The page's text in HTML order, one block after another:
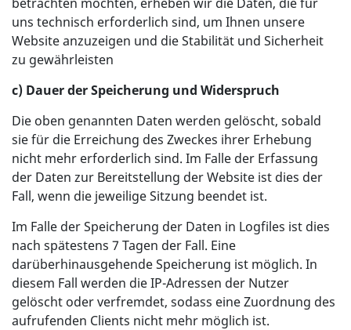
uns technisch erforderlich sind, um Ihnen unsere
Website anzuzeigen und die Stabilität und Sicherheit
zu gewährleisten
c) Dauer der Speicherung und Widerspruch
Die oben genannten Daten werden gelöscht, sobald
sie für die Erreichung des Zweckes ihrer Erhebung
nicht mehr erforderlich sind. Im Falle der Erfassung
der Daten zur Bereitstellung der Website ist dies der
Fall, wenn die jeweilige Sitzung beendet ist.
Im Falle der Speicherung der Daten in Logfiles ist dies
nach spätestens 7 Tagen der Fall. Eine
darüberhinausgehende Speicherung ist möglich. In
diesem Fall werden die IP-Adressen der Nutzer
gelöscht oder verfremdet, sodass eine Zuordnung des
aufrufenden Clients nicht mehr möglich ist.